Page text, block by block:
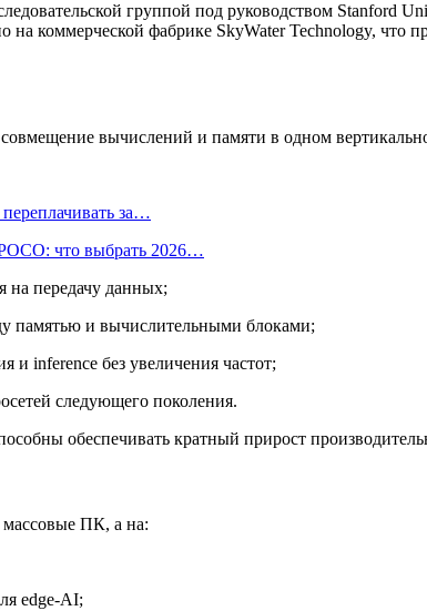
группой под руководством Stanford
на коммерческой фабрике SkyWater Technology, что
вычислений и памяти в одном
за…
что выбрать 2026…
на передачу данных;
памятью и вычислительными блоками;
и inference без увеличения частот;
следующего поколения.
обеспечивать кратный прирост
ПК, а на:
edge-AI;